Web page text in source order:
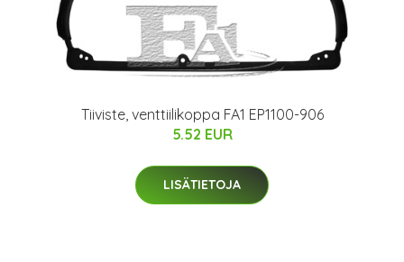
Tiiviste, venttiilikoppa FA1 EP1100-906
5.52 EUR
LISÄTIETOJA